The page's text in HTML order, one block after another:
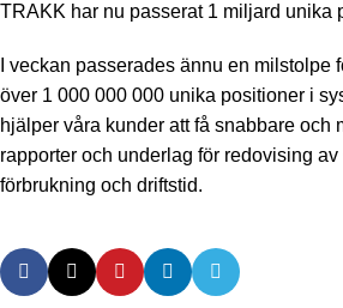
TRAKK har nu passerat 1 miljard unika
I veckan passerades ännu en milstolpe
över 1 000 000 000 unika positioner i
hjälper våra kunder att få snabbare och
rapporter och underlag för redovising
förbrukning och driftstid.